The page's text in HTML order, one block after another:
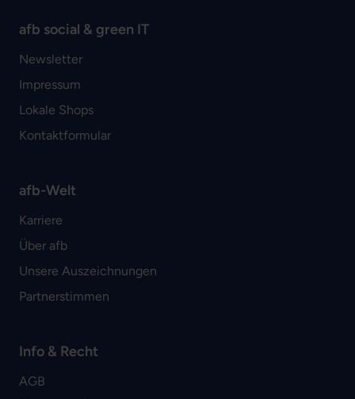
afb social & green IT
Newsletter
Impressum
Lokale Shops
Kontaktformular
afb-Welt
Karriere
Über afb
Unsere Auszeichnungen
Partnerstimmen
Info & Recht
AGB